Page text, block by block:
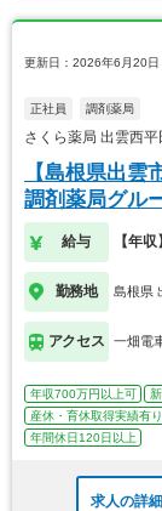
更新日：2026年6月20日
正社員 調剤薬局
さくら薬局 出雲西
【島根県出雲
調剤薬局グル
給与 【年
勤務地 島根県
アクセス 一畑電
年収700万円以上可
産休・育休取得実績有り
年間休日120日以上
求人の詳